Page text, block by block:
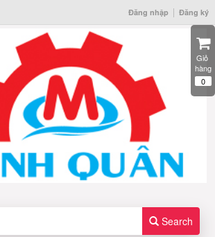
Đăng nhập Đăng ký
Search
Giỏ
hàng
0